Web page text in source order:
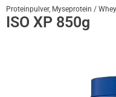
Proteinpulver, Myseprotein / Whey
ISO XP 850g